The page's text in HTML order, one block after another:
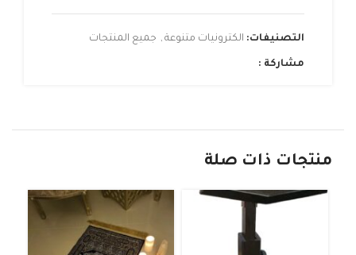
التصنيفات: الكترونيات متنوعة , جميع المنتجات
مشاركة :
منتجات ذات صلة